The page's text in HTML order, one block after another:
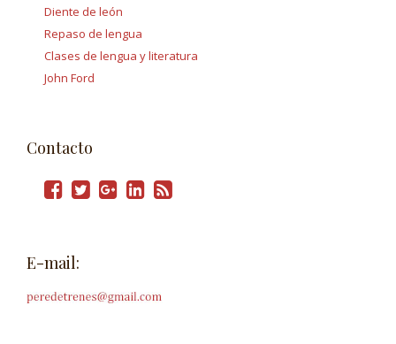
Diente de león
Repaso de lengua
Clases de lengua y literatura
John Ford
Contacto
E-mail: